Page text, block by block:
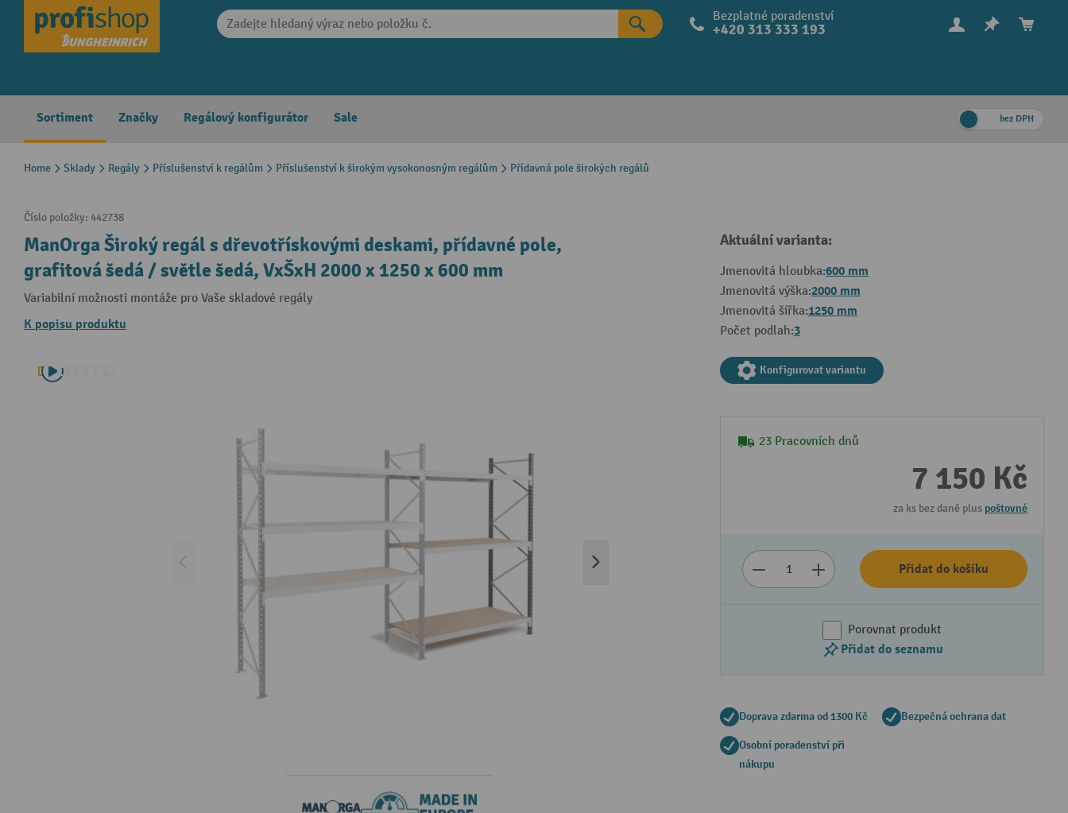
Skip to main navigation Bezplatné poradenství
+420 313 333 193
Sortiment Značky Regálový konfigurátor Sale bez DPH
Home Sklady Regály Příslušenství k regálům Příslušenství k širokým vysokonosným regálům Přídavná pole širokých regálů
Číslo položky: 442738
ManOrga Široký regál s dřevotřískovými deskami, přídavné pole,
grafitová šedá / světle šedá, VxŠxH 2000 x 1250 x 600 mm
Variabilní možnosti montáže pro Vaše skladové regály
K popisu produktu
Přehrát video
Aktuální varianta:
Jmenovitá hloubka:600 mm
Jmenovitá výška:2000 mm
Jmenovitá šířka:1250 mm
Počet podlah:3
Konfigurovat variantu
23 Pracovních dnů
7 150 Kč
za ks bez daně plus poštovné
Přidat do košíku
Porovnat produkt
Přidat do seznamu
Doprava zdarma od 1300 Kč Bezpečná ochrana dat
Osobní poradenství při
nákupu